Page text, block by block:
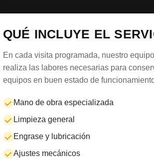
QUÉ INCLUYE EL
En cada visita programada, nuestro
realiza las labores necesarias para
equipos en buen estado de
Mano de obra especializada
Limpieza general
Engrase y lubricación
Ajustes mecánicos